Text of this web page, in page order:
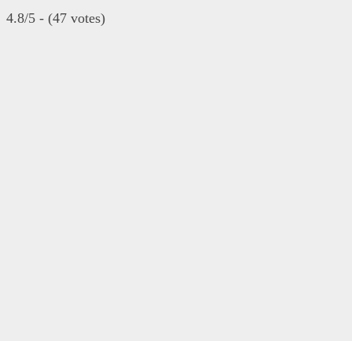
4.8/5 - (47 votes)